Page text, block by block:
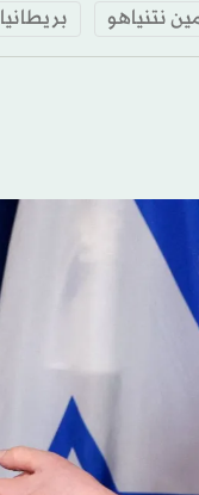
نتنياهو بريطانيا